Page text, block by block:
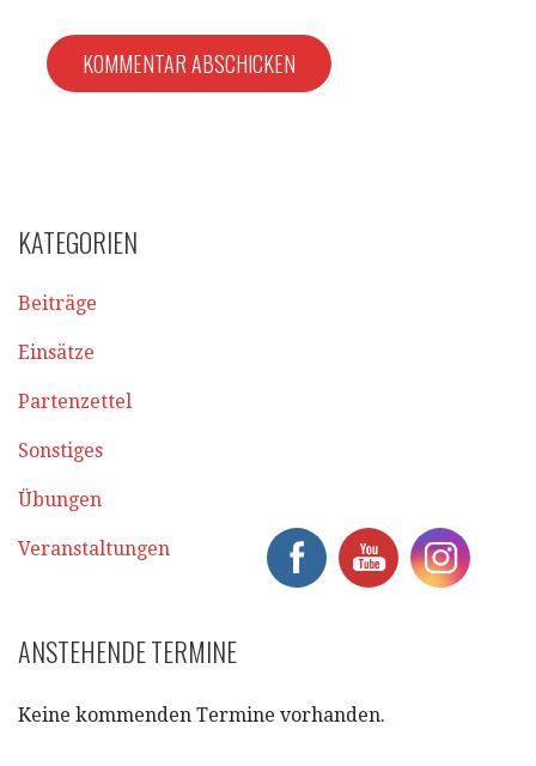
KATEGORIEN
Beiträge
Einsätze
Partenzettel
Sonstiges
Übungen
Veranstaltungen
ANSTEHENDE TERMINE
Keine kommenden Termine vorhanden.